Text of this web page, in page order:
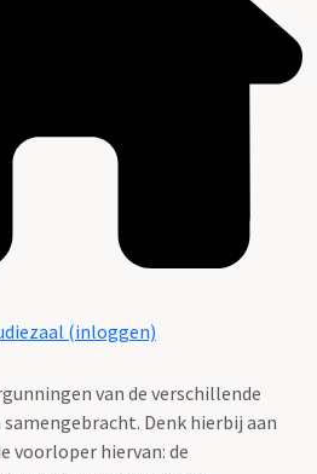
(inloggen)
van de verschillende
Denk hierbij aan
voorloper hiervan: de